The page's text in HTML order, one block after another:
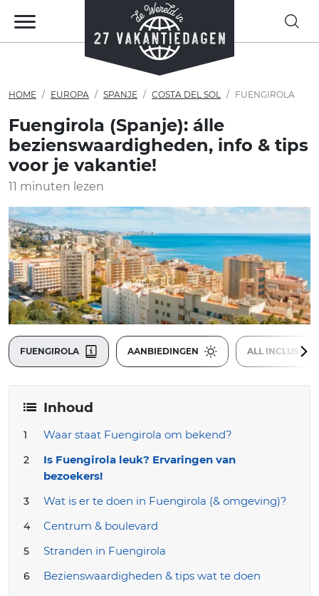
HOME EUROPA SPANJE COSTA DEL SOL FUENGIROLA
Fuengirola (Spanje): álle
bezienswaardigheden, info & tips
voor je vakantie!
11 minuten lezen
FUENGIROLA AANBIEDINGEN ALL INCLUSIVE
Inhoud
Waar staat Fuengirola om bekend?
Is Fuengirola leuk? Ervaringen van
bezoekers!
Wat is er te doen in Fuengirola (& omgeving)?
Centrum & boulevard
Stranden in Fuengirola
Bezienswaardigheden & tips wat te doen